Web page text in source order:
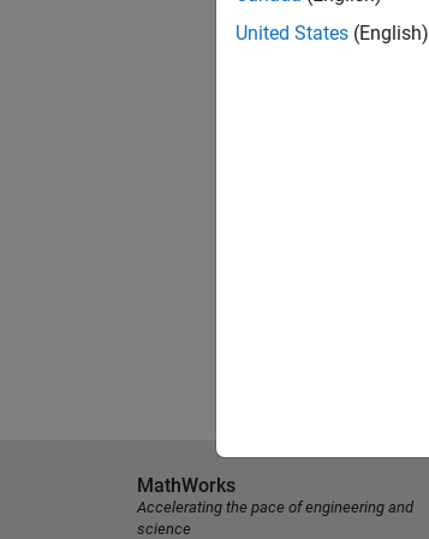
United States (English)
MathWorks
Accelerating the pace of engineering and
science